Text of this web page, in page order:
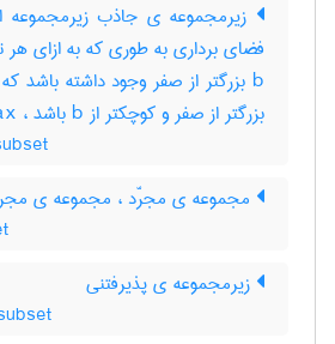
بزرگتر از صفر و کوچکتر از b باشد ، ax عضوی از A باشد
مجموعه ی مجرّد ، مجموعه ی
زیرمجموعه ی پذیرفتنی